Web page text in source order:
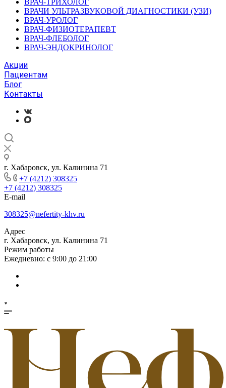
ВРАЧ-ТРИХОЛОГ
ВРАЧИ УЛЬТРАЗВУКОВОЙ ДИАГНОСТИКИ (УЗИ)
ВРАЧ-УРОЛОГ
ВРАЧ-ФИЗИОТЕРАПЕВТ
ВРАЧ-ФЛЕБОЛОГ
ВРАЧ-ЭНДОКРИНОЛОГ
Акции
Пациентам
Блог
Контакты
г. Хабаровск, ул. Калинина 71
+7 (4212) 308325
+7 (4212) 308325
E-mail
308325@nefertity-khv.ru
Адрес
г. Хабаровск, ул. Калинина 71
Режим работы
Ежедневно: с 9:00 до 21:00